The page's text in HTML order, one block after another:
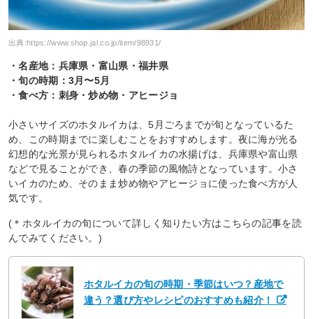
出典:https://www.shop.jal.co.jp/item/98931/
・名産地：兵庫県・富山県・福井県
・旬の時期：3月〜5月
・食べ方：刺身・炒め物・アヒージョ
小さいサイズのホタルイカは、5月ごろまでが旬となっているた
め、この時期までに楽しむことをおすすめします。夜に海が光る
幻想的な光景が見られるホタルイカの水揚げは、兵庫県や富山県
などで見ることができ、春の季節の風物詩となっています。小さ
いイカのため、そのまま炒め物やアヒージョに使った食べ方が人
気です。
(＊ホタルイカの旬について詳しく知りたい方はこちらの記事を読
んでみてください。)
ホタルイカの旬の時期・季節はいつ？産地で
違う？選び方やレシピのおすすめも紹介！